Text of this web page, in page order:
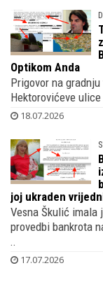
Optikom Anda
Prigovor na
Hektorovićeve
18.07.2026
joj ukraden
Vesna Škulić imala
provedbi bankrota
..
17.07.2026